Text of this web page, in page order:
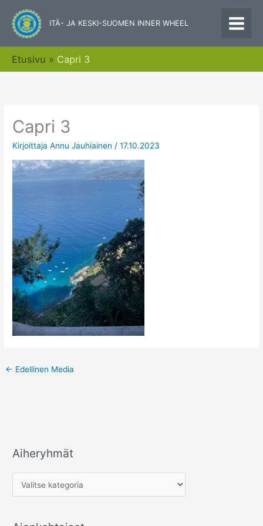
sisältöön
ITÄ- JA KESKI-SUOMEN INNER WHEEL
Etusivu Capri 3
Capri 3
KirjoittajaAnnu Jauhiainen /17.10.2023
← Edellinen Media
Aiheryhmät
A
e